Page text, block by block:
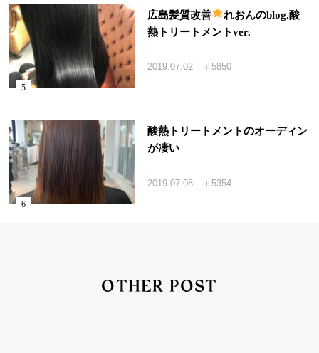
広島髪質改善
れおんのblog.酸
熱トリートメントver.
2019.07.02 5850
酸熱トリートメントのオーディン
が凄い
2019.07.08 5354
OTHER POST